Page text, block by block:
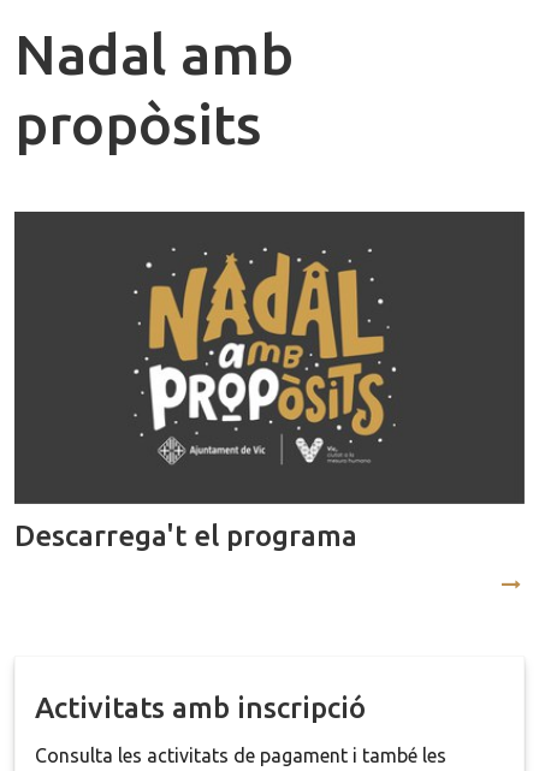
Nadal amb
propòsits
Descarrega't el programa
Activitats amb inscripció
Consulta les activitats de pagament i també les